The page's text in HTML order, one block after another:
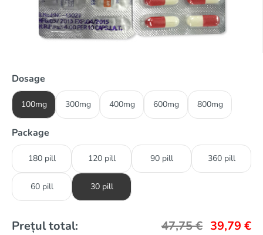
Dosage
100mg 300mg 400mg 600mg 800mg
Package
180 pill 120 pill 90 pill 360 pill
60 pill 30 pill
Prețul total: 47,75€ 39,79 €